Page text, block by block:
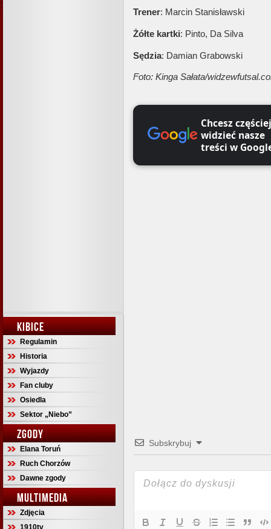
KIBICE
Regulamin
Historia
Wyjazdy
Fan cluby
Osiedla
Sektor „Niebo”
ZGODY
Elana Toruń
Ruch Chorzów
Dawne zgody
MULTIMEDIA
Zdjęcia
1910tv
Trener: Marcin Stanisławski
Żółte kartki: Pinto, Da Silva
Sędzia: Damian Grabowski
Foto: Kinga Sałata/
Chcesz częściej
widzieć nasze
treści w
Subskrybuj